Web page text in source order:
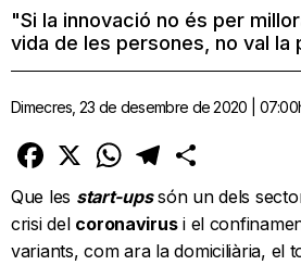
"Si la innovació no és per
vida de les persones, no val la
Dimecres, 23 de desembre de 2020 |
Facebook
X WhatsAppTelegram
Que les start-upssón un dels
crisi del coronavirusi el
variants, com ara la domiciliària, el